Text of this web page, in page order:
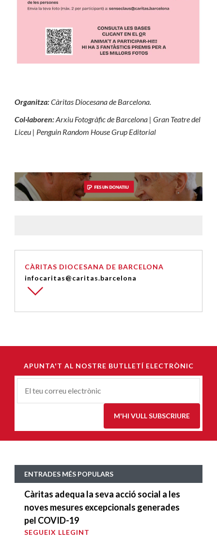
Organitza:Càritas Diocesana de Barcelona.
Col·laboren:Arxiu Fotogràfic de Barcelona | Gran Teatre del
Liceu | Penguin Random House Grup Editorial
CÀRITAS DIOCESANA DE BARCELONA
infocaritas@caritas.barcelona
APUNTA'T AL NOSTRE BUTLLETÍ ELECTRÒNIC
Correu-
M'HI VULL SUBSCRIURE
ENTRADES MÉS POPULARS
Càritas adequa la seva acció social a les
noves mesures excepcionals generades
pel COVID-19
SEGUEIX LLEGINT